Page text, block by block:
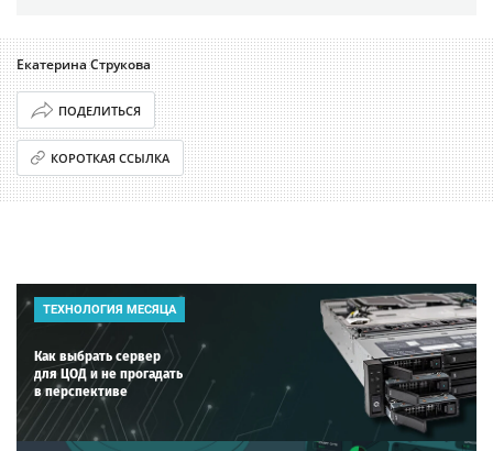
Екатерина Струкова
ПОДЕЛИТЬСЯ
КОРОТКАЯ ССЫЛКА
ТЕХНОЛОГИЯ МЕСЯЦА
Как выбрать сервер
для ЦОД и не прогадать
в перспективе